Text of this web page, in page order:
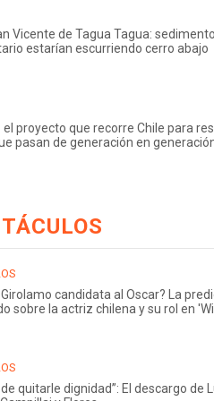
Vicente de Tagua Tagua:
estarían escurriendo cerro abajo
el proyecto que recorre Chile para
pasan de generación en
candidata al Oscar? La
sobre la actriz chilena y su rol en
quitarle dignidad”: El descargo de